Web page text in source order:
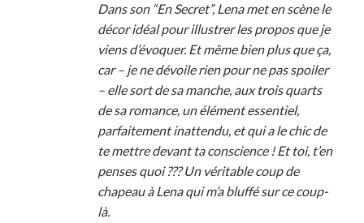
Dans son “En Secret”, Lena met en scène le
décor idéal pour illustrer les propos que je
viens d’évoquer. Et même bien plus que ça,
car – je ne dévoile rien pour ne pas spoiler
– elle sort de sa manche, aux trois quarts
de sa romance, un élément essentiel,
parfaitement inattendu, et qui a le chic de
te mettre devant ta conscience ! Et toi, t’en
penses quoi ??? Un véritable coup de
chapeau à Lena qui m’a bluffé sur ce coup-
là.